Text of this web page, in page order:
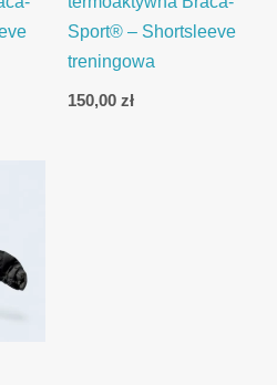
Sport® – Shortsleeve
treningowa
150,00 zł